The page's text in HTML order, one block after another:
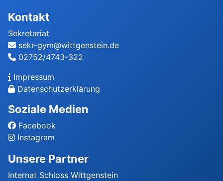
Kontakt
Sekretariat
sekr-gym@wittgenstein.de
02752/4743-322
Impressum
Datenschutzerklärung
Soziale Medien
Facebook
Instagram
Unsere Partner
Internat Schloss Wittgenstein